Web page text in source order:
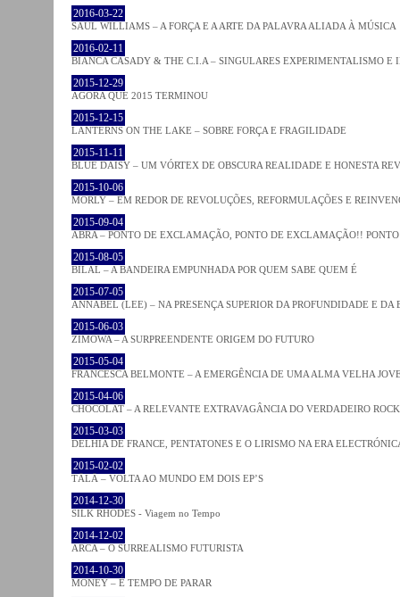
2016-03-22
SAUL WILLIAMS – A FORÇA E A ARTE DA PALAVRA ALIADA À MÚSICA
2016-02-11
BIANCA CASADY & THE C.I.A – SINGULARES EXPERIMENTALISMO E
2015-12-29
AGORA QUE 2015 TERMINOU
2015-12-15
LANTERNS ON THE LAKE – SOBRE FORÇA E FRAGILIDADE
2015-11-11
BLUE DAISY – UM VÓRTEX DE OBSCURA REALIDADE E HONESTA
2015-10-06
MORLY – EM REDOR DE REVOLUÇÕES, REFORMULAÇÕES E
2015-09-04
ABRA – PONTO DE EXCLAMAÇÃO, PONTO DE EXCLAMAÇÃO!!
2015-08-05
BILAL – A BANDEIRA EMPUNHADA POR QUEM SABE QUEM É
2015-07-05
ANNABEL (LEE) – NA PRESENÇA SUPERIOR DA PROFUNDIDADE E DA
2015-06-03
ZIMOWA – A SURPREENDENTE ORIGEM DO FUTURO
2015-05-04
FRANCESCA BELMONTE – A EMERGÊNCIA DE UMA ALMA VELHA
2015-04-06
CHOCOLAT – A RELEVANTE EXTRAVAGÂNCIA DO VERDADEIRO ROCK
2015-03-03
DELHIA DE FRANCE, PENTATONES E O LIRISMO NA ERA
2015-02-02
TĀLĀ – VOLTA AO MUNDO EM DOIS EP’S
2014-12-30
SILK RHODES - Viagem no Tempo
2014-12-02
ARCA – O SURREALISMO FUTURISTA
2014-10-30
MONEY – É TEMPO DE PARAR